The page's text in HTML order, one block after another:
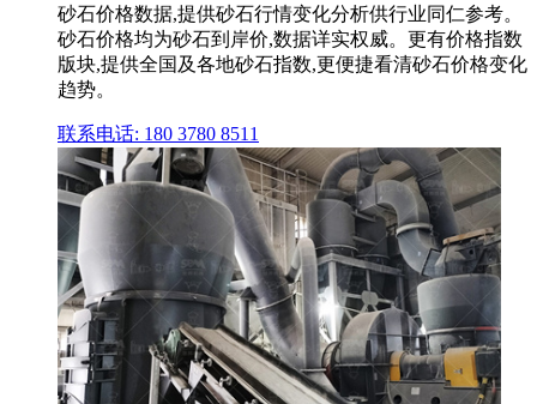
砂石价格数据,提供砂石行情变化分析供行业同仁参考。
砂石价格均为砂石到岸价,数据详实权威。更有价格指数
版块,提供全国及各地砂石指数,更便捷看清砂石价格变化
趋势。
联系电话: 180 3780 8511